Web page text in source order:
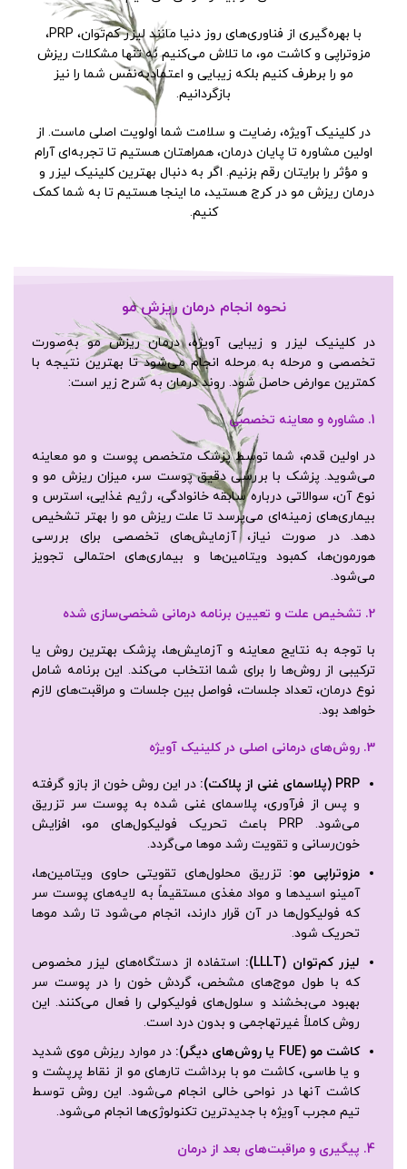
با بهره‌گیری از فناوری‌های روز دنیا مانند لیزر کم‌توان، PRP،
مزوتراپی و کاشت مو، ما تلاش می‌کنیم نه تنها مشکلات ریزش
مو را برطرف کنیم بلکه زیبایی و اعتمادبه‌نفس شما را نیز
بازگردانیم.
در کلینیک آویژه، رضایت و سلامت شما اولویت اصلی ماست. از
اولین مشاوره تا پایان درمان، همراهتان هستیم تا تجربه‌ای آرام
و مؤثر را برایتان رقم بزنیم. اگر به دنبال بهترین کلینیک لیزر و
درمان ریزش مو در کرج هستید، ما اینجا هستیم تا به شما کمک
کنیم.
نحوه انجام درمان ریزش مو
در کلینیک لیزر و زیبایی آویژه، درمان ریزش مو به‌صورت
تخصصی و مرحله به مرحله انجام می‌شود تا بهترین نتیجه با
کمترین عوارض حاصل شود. روند درمان به شرح زیر است:
1. مشاوره و معاینه تخصصی
در اولین قدم، شما توسط پزشک متخصص پوست و مو معاینه
می‌شوید. پزشک با بررسی دقیق پوست سر، میزان ریزش مو و
نوع آن، سوالاتی درباره سابقه خانوادگی، رژیم غذایی، استرس و
بیماری‌های زمینه‌ای می‌پرسد تا علت ریزش مو را بهتر تشخیص
دهد. در صورت نیاز، آزمایش‌های تخصصی برای بررسی
هورمون‌ها، کمبود ویتامین‌ها و بیماری‌های احتمالی تجویز
می‌شود.
2. تشخیص علت و تعیین برنامه درمانی شخصی‌سازی شده
با توجه به نتایج معاینه و آزمایش‌ها، پزشک بهترین روش یا
ترکیبی از روش‌ها را برای شما انتخاب می‌کند. این برنامه شامل
نوع درمان، تعداد جلسات، فواصل بین جلسات و مراقبت‌های لازم
خواهد بود.
3. روش‌های درمانی اصلی در کلینیک آویژه
PRP ( پلاسمای غنی از پلاکت): در این روش خون از بازو گرفته
و پس از فرآوری، پلاسمای غنی شده به پوست سر تزریق
می‌شود. PRP باعث تحریک فولیکول‌های مو، افزایش
خون‌رسانی و تقویت رشد موها می‌گردد.
مزوتراپی مو: تزریق محلول‌های تقویتی حاوی ویتامین‌ها،
آمینو اسیدها و مواد مغذی مستقیماً به لایه‌های پوست سر
که فولیکول‌ها در آن قرار دارند، انجام می‌شود تا رشد موها
تحریک شود.
لیزر کم‌توان (LLLT):
استفاده از دستگاه‌های لیزر مخصوص
که با طول موج‌های مشخص، گردش خون را در پوست سر
بهبود می‌بخشند و سلول‌های فولیکولی را فعال می‌کنند. این
روش کاملاً غیرتهاجمی و بدون درد است.
کاشت مو (FUE یا روش‌های دیگر): در موارد ریزش موی شدید
و یا طاسی، کاشت مو با برداشت تارهای مو از نقاط پرپشت و
کاشت آنها در نواحی خالی انجام می‌شود. این روش توسط
تیم مجرب آویژه با جدیدترین تکنولوژی‌ها انجام می‌شود.
4. پیگیری و مراقبت‌های بعد از درمان